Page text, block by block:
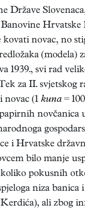
Države
Banovine Hrvatske
kovati novac, no
(modela)
1939., svi rad
za II. svjetskog
(1 kuna= 100
novčanica
i Hrvatske
bilo manje
pokusnih
niza banica
ali zbog